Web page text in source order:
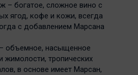
– богатое, сложное вино с
ягод, кофе и кожи, всегда
с добавлением Марсана
объемное, насыщенное
жимолости, тропических
в основе имеет Марсан,